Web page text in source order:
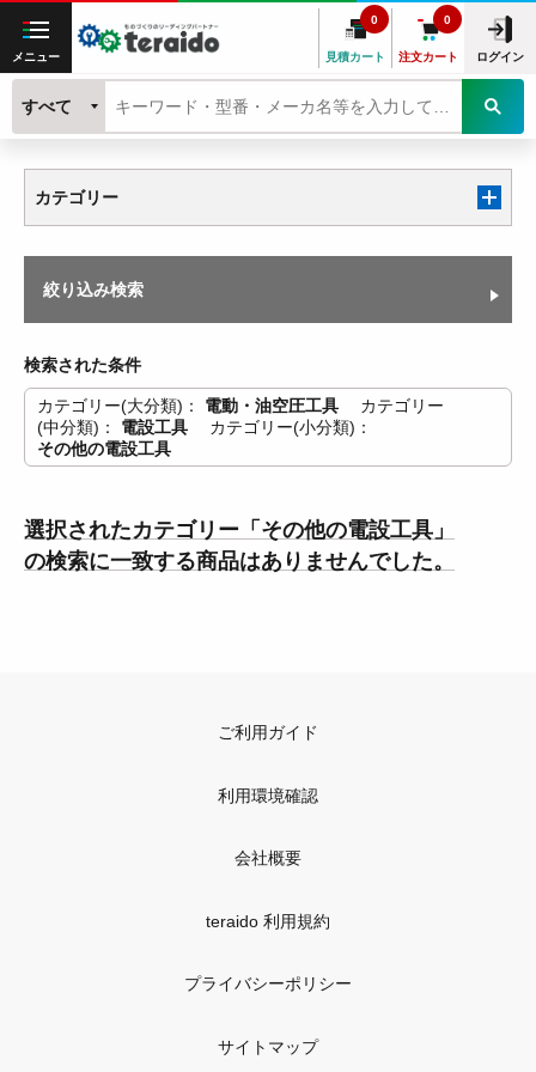
メニュー 見積カート
0
注文カート
0
ログイン
すべて
カテゴリー
絞り込み検索
検索された条件
カテゴリー(大分類) 電動・油空圧工具
カテゴリー
(中分類)
電設工具
カテゴリー(小分類)
その他の電設工具
選択されたカテゴリー「その他の電設工具」
の検索に一致する商品はありませんでした。
ご利用ガイド
利用環境確認
会社概要
teraido 利用規約
プライバシーポリシー
サイトマップ